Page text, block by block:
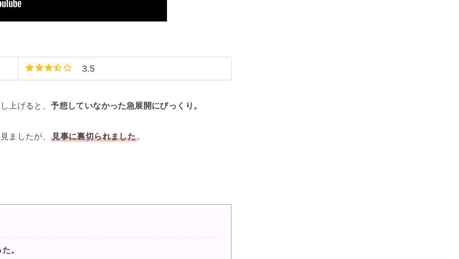
3.5
上げると、予想していなかった急展開にびっくり。
ましたが、見事に裏切られました 。
。